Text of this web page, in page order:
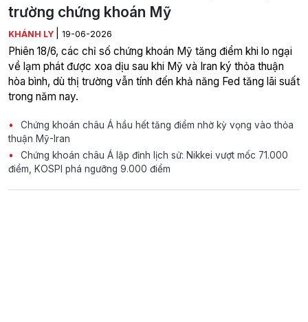
trường chứng khoán Mỹ
KHÁNH LY 19-06-2026
Phiên 18/6, các chỉ số chứng khoán Mỹ tăng điểm khi lo ngại
về lạm phát được xoa dịu sau khi Mỹ và Iran ký thỏa thuận
hòa bình, dù thị trường vẫn tính đến khả năng Fed tăng lãi suất
trong năm nay.
Chứng khoán châu Á hầu hết tăng điểm nhờ kỳ vọng vào thỏa
thuận Mỹ-Iran
Chứng khoán châu Á lập đỉnh lịch sử: Nikkei vượt mốc 71.000
điểm, KOSPI phá ngưỡng 9.000 điểm